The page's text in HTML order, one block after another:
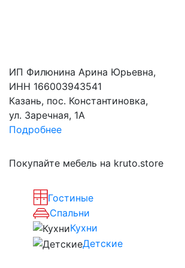
ИП Филюнина Арина Юрьевна,
ИНН 166003943541
Казань, пос. Константиновка,
ул. Заречная, 1А
Подробнее
Покупайте мебель на kruto.store
Гостиные
Спальни
Кухни
Детские